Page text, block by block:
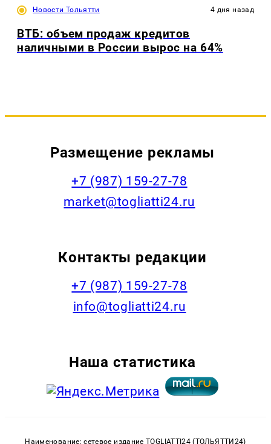
Новости Тольятти 4 дня назад
ВТБ: объем продаж кредитов
наличными в России вырос на 64%
Размещение рекламы
+7 (987) 159-27-78
market@togliatti24.ru
Контакты редакции
+7 (987) 159-27-78
info@togliatti24.ru
Наша статистика
Наименование: сетевое издание TOGLIATTI24 (ТОЛЬЯТТИ24)